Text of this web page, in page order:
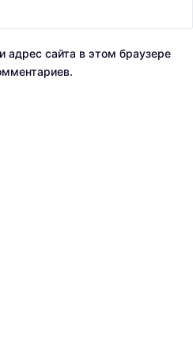
адрес сайта в этом браузере